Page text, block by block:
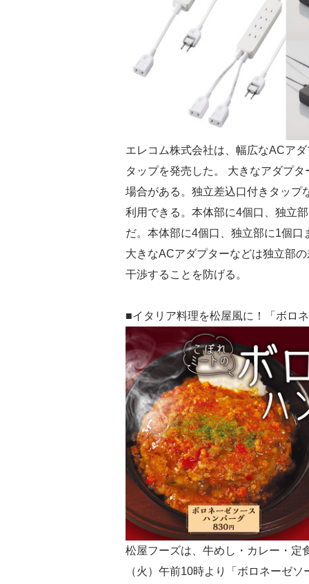
エレコム株式会社は、幅広なACア
タップを発売した。 大きなアダプ
場合がある。独立差込口付きタップ
利用できる。本体部に4個口、独立
だ。本体部に4個口、独立部に1個
大きなACアダプターなどは独立部
干渉することを防げる。
■イタリア料理を松屋風に！「ボロ
松屋フーズは、牛めし・カレー・定
（火）午前10時より「ボロネーゼ